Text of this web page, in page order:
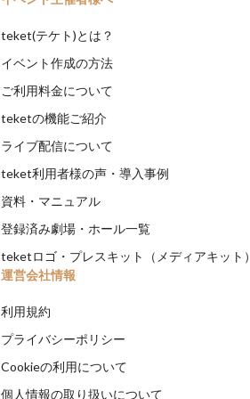
teket(テケト)とは？
イベント作成の方法
ご利用料金について
teketの機能ご紹介
ライブ配信について
teket利用者様の声・導入事例
資料・マニュアル
登録済み劇場・ホール一覧
teketロゴ・プレスキット（メディアキット）
運営会社情報
利用規約
プライバシーポリシー
Cookieの利用について
個人情報の取り扱いについて